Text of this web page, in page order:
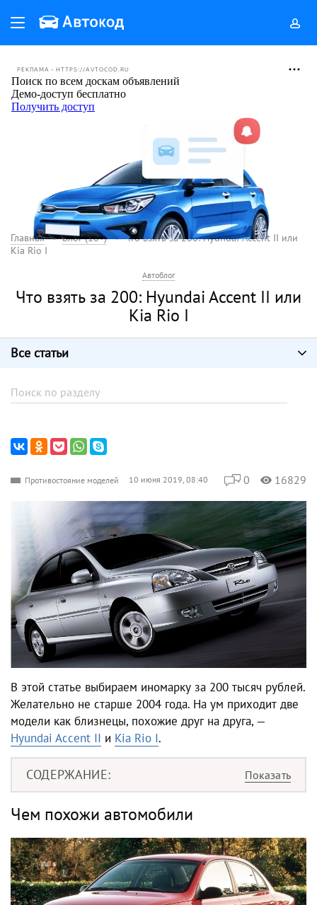
РЕКЛАМА • HTTPS://AVTOCOD.RU
Главная Блог (18+)
Что взять за 200: Hyundai Accent II или
Kia Rio I
Автоблог
Что взять за 200: Hyundai Accent II или
Kia Rio I
Все статьи
Противостояние моделей 10 июня 2019, 08:40 0 16829
В этой статье выбираем иномарку за 200 тысяч рублей.
Желательно не старше 2004 года. На ум приходит две
модели как близнецы, похожие друг на друга, —
Hyundai Accent II и Kia Rio I.
СОДЕРЖАНИЕ
Чем похожи автомобили